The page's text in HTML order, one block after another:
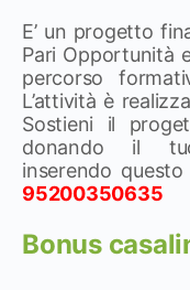
E’ un progetto
Pari Opportunità
percorso
L’attività è
Sostieni il
donando il
inserendo
95200350635
Bonus